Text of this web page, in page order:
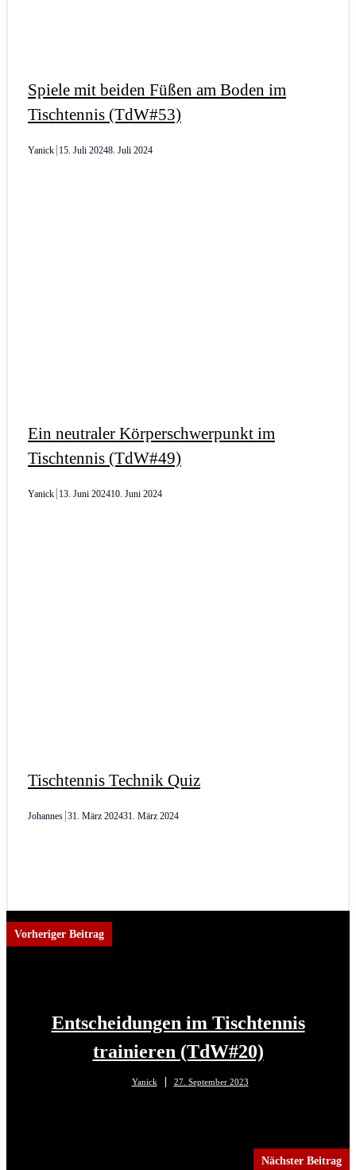
Spiele mit beiden Füßen am Boden im
Tischtennis (TdW#53)
Yanick 15. Juli 20248. Juli 2024
Ein neutraler Körperschwerpunkt im
Tischtennis (TdW#49)
Yanick 13. Juni 202410. Juni 2024
Tischtennis Technik Quiz
Johannes 31. März 202431. März 2024
Vorheriger Beitrag
Entscheidungen im Tischtennis
trainieren (TdW#20)
Yanick 27. September 2023
Nächster Beitrag